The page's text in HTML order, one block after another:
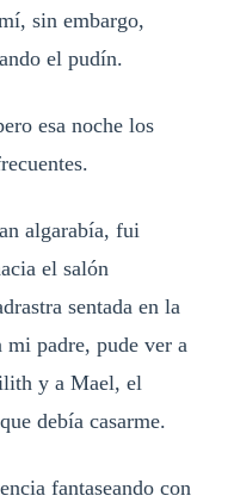
sin embargo,
el pudín.
esa noche los
algarabía, fui
el salón
sentada en la
mi padre, pude ver a
y a Mael, el
debía casarme.
fantaseando con